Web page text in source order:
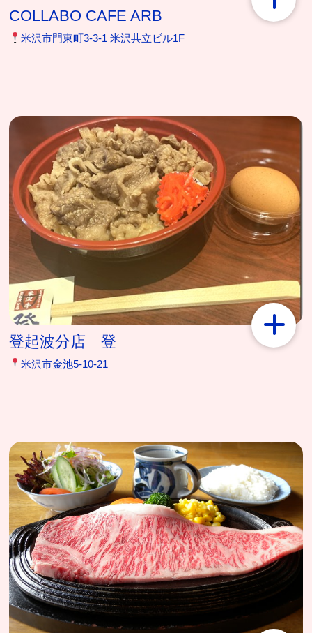
COLLABO CAFE ARB
米沢市門東町3-3-1 米沢共立ビル1F
登起波分店 登
米沢市金池5-10-21